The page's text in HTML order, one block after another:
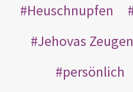
Heuschnupfen
Jehovas Zeugen
persönlich